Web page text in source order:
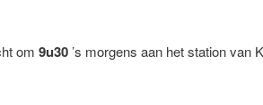
om 9u30 ’s morgens aan het station van